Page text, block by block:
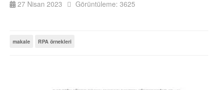
27 Nisan 2023
Görüntüleme: 3625
makale RPA örnekleri